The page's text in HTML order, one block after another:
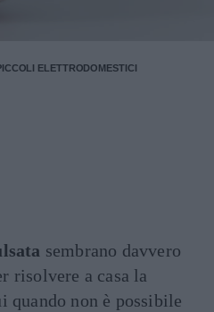
ELETTRODOMESTICI
sembrano davvero
risolvere a casa la
quando non è possibile